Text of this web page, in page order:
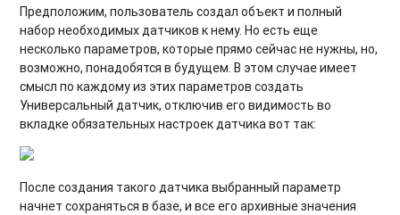
Предположим, пользователь создал объект и полный
набор необходимых датчиков к нему. Но есть еще
несколько параметров, которые прямо сейчас не нужны, но,
возможно, понадобятся в будущем. В этом случае имеет
смысл по каждому из этих параметров создать
Универсальный датчик, отключив его видимость во
вкладке обязательных настроек датчика вот так:
После создания такого датчика выбранный параметр
начнет сохраняться в базе, и все его архивные значения